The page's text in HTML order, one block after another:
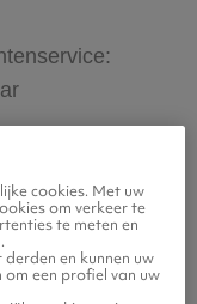
voor
cookies. Met uw
om verkeer te
te meten en
en kunnen uw
een profiel van uw